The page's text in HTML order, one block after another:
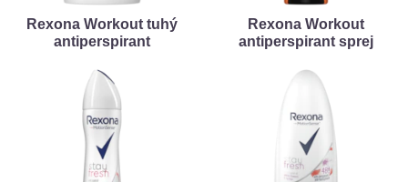
Rexona Workout tuhý
antiperspirant
Rexona Workout
antiperspirant sprej